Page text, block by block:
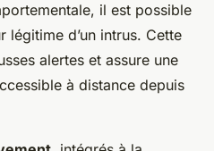
il est possible
d’un intrus. Cette
alertes et assure une
à distance depuis